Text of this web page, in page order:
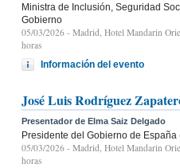
Ministra de Inclusión, Seguridad
Gobierno
05/03/2026 - Madrid, Hotel Mandarin
horas
Información del evento
José Luis Rodríguez
Presentador de Elma Saiz Delgado
Presidente del Gobierno de España
05/03/2026 - Madrid, Hotel Mandarin
horas